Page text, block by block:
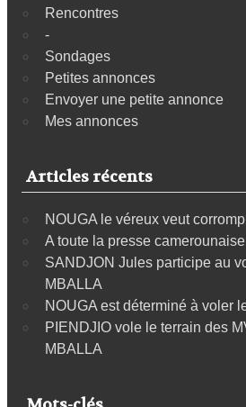
Rencontres
-
Sondages
Petites annonces
Envoyer une petite annonce
Mes annonces
Articles récents
NOUGA le véreux veut
A toute la presse
SANDJON Jules participe au
MBALLA
NOUGA est déterminé à voler
PIENDJIO vole le terrain des
MBALLA